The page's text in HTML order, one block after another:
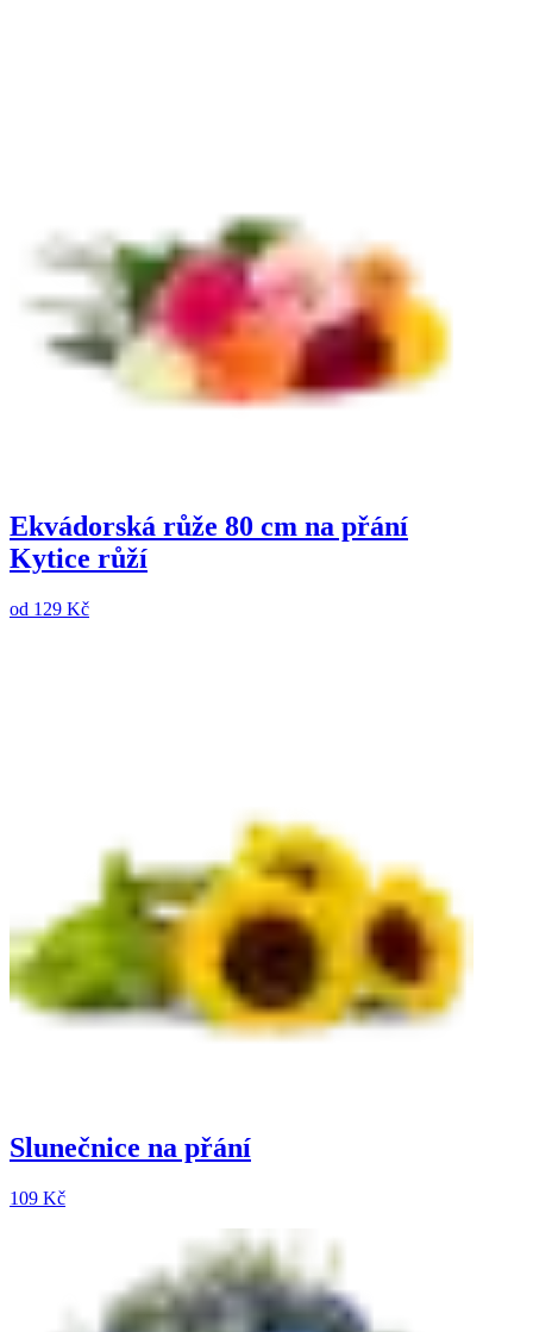
Ekvádorská růže 80 cm na přání
Kytice růží
od 129 Kč
Slunečnice na přání
109 Kč